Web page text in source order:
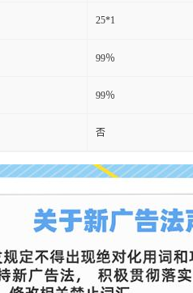
25*1
99％
99％
否